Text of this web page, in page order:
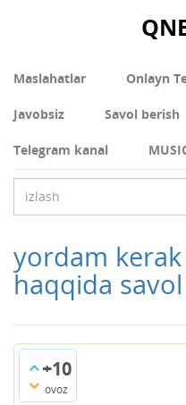
Maslahatlar Onlayn
Javobsiz Savol berish
Telegram kanal
yordam
haqqida savol
+10
ovoz